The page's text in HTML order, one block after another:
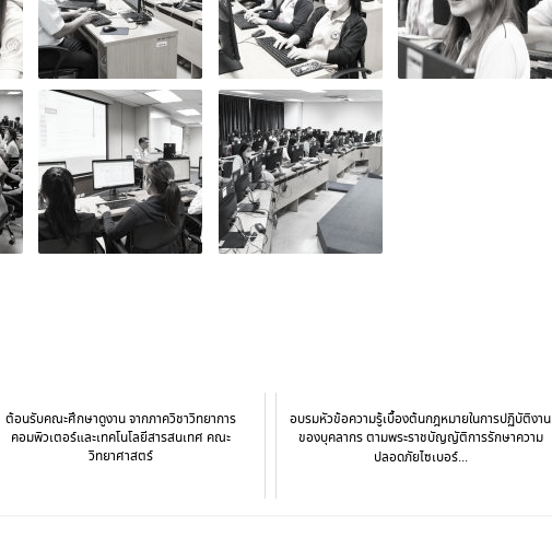
ต้อนรับคณะศึกษาดูงาน จากภาควิชาวิทยาการ
คอมพิวเตอร์และเทคโนโลยีสารสนเทศ คณะ
วิทยาศาสตร์
อบรมหัวข้อความรู้เบื้องต้นกฎหมายในการปฏิบัติงาน
ของบุคลากร ตามพระราชบัญญัติการรักษาความ
ปลอดภัยไซเบอร์...